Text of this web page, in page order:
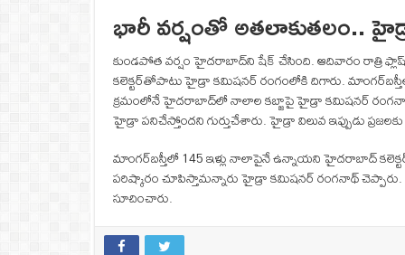
భారీ వర్షంతో అతలాకుతలం..
కుండపోత వర్షం హైదరాబాద్‌ని షేక్‌ చేసింది. ఆదివారం రాత్రి
కలెక్టర్‌తోపాటు హైడ్రా కమిషనర్‌ రంగంలోకి దిగారు.
క్రమంలోనే హైదరాబాద్‌లో నాలాల కబ్జాపై హైడ్రా కమిషనర్‌
హైడ్రా పనిచేస్తోందని గుర్తుచేశారు. హైడ్రా విలువ ఇప్పుడు
మాంగర్‌బస్తీలో 145 ఇళ్లు నాలాపైనే ఉన్నాయని హైదరాబాద్‌ కలెక్టర్‌
పరిష్కారం చూపిస్తామన్నారు హైడ్రా కమిషనర్‌ రంగనాథ్‌
సూచించారు.